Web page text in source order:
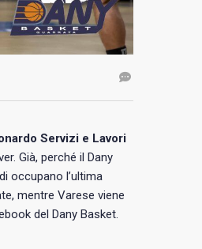
Servizi e Lavori
Già, perché il Dany
occupano l’ultima
mentre Varese viene
del Dany Basket.